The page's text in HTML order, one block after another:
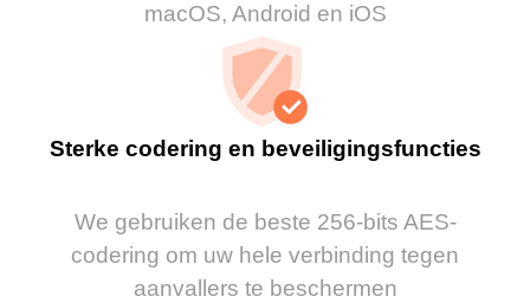
macOS, Android en iOS
Sterke codering en beveiligingsfuncties
We gebruiken de beste 256-bits AES-
codering om uw hele verbinding tegen
aanvallers te beschermen